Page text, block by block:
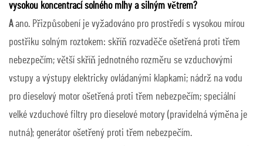
vysokou koncentrací solného mlhy a silným větrem?
Aano. Přizpůsobení je vyžadováno pro prostředí s vysokou mírou
postřiku solným roztokem: skříň rozvaděče ošetřená proti třem
nebezpečím; větší skříň jednotného rozměru se vzduchovými
vstupy a výstupy elektricky ovládanými klapkami; nádrž na vodu
pro dieselový motor ošetřená proti třem nebezpečím; speciální
velké vzduchové filtry pro dieselové motory (pravidelná výměna je
nutná); generátor ošetřený proti třem nebezpečím.